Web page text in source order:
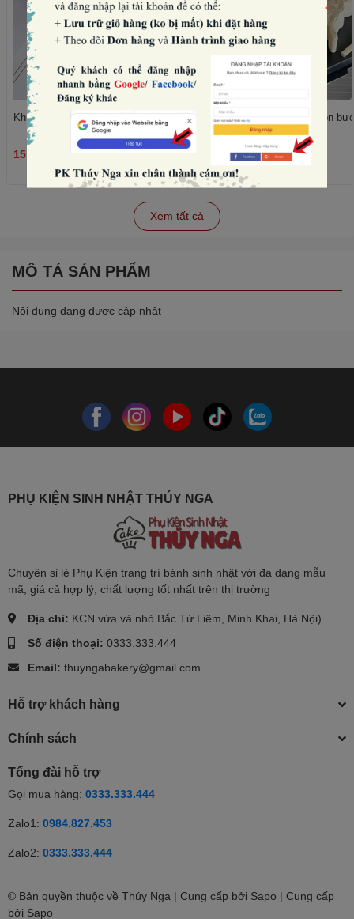
Khuôn silicon tròn - 8 trái tim to nhỏ.
15.000₫
Khuôn silicon - hình con
75.000₫
Xem tất cả
MÔ TẢ SẢN PHẨM
Nội dung đang được cập nhật
PHỤ KIỆN SINH NHẬT THÚY NGA
Chuyên sỉ lẻ Phụ Kiện trang trí bánh sinh nhật với đa dạng mẫu
mã, giá cả hợp lý, chất lượng tốt nhất trên thị trường
Địa chỉ: KCN vừa và nhỏ Bắc Từ Liêm, Minh Khai, Hà Nội)
Số điện thoại: 0333.333.444
Email: thuyngabakery@gmail.com
Hỗ trợ khách hàng
Chính sách
Tổng đài hỗ trợ
Gọi mua hàng: 0333.333.444
Zalo1: 0984.827.453
Zalo2: 0333.333.444
© Bản quyền thuộc về Thúy Nga | Cung cấp bởi Sapo | Cung cấp
bởi Sapo